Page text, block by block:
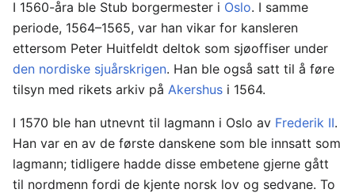
I 1560-åra ble Stub borgermester i Oslo. I samme
periode, 1564–1565, var han vikar for kansleren
ettersom Peter Huitfeldt deltok som sjøoffiser under
den nordiske sjuårskrigen. Han ble også satt til å føre
tilsyn med rikets arkiv på Akershus i 1564.
I 1570 ble han utnevnt til lagmann i Oslo av Frederik II.
Han var en av de første danskene som ble innsatt som
lagmann; tidligere hadde disse embetene gjerne gått
til nordmenn fordi de kjente norsk lov og sedvane. To